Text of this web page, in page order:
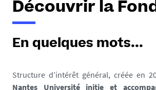
Découvrir la
En quelques mots...
Structure d’intérêt général, créée en
Nantes Université initie et